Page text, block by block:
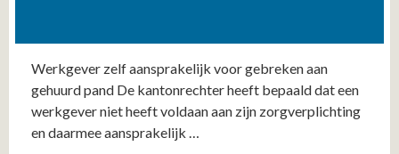
Werkgever zelf aansprakelijk voor gebreken aan
gehuurd pand De kantonrechter heeft bepaald dat een
werkgever niet heeft voldaan aan zijn zorgverplichting
en daarmee aansprakelijk …